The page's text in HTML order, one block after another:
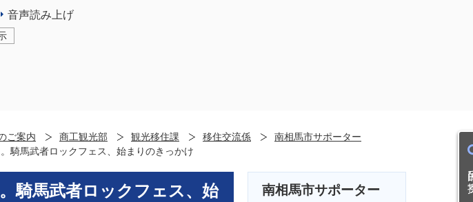
音声読み上げ
目
ご案内 商工観光部 観光移住課 移住交流係
南相馬市サポーター
騎馬武者ロックフェス、始まりのきっかけ
騎馬武者ロックフェス、始
南相馬市サポーター